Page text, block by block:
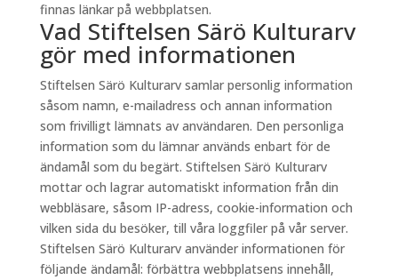
finnas länkar på webbplatsen.
Vad Stiftelsen Särö Kulturarv
gör med informationen
Stiftelsen Särö Kulturarv samlar personlig information
såsom namn, e-mailadress och annan information
som frivilligt lämnats av användaren. Den personliga
information som du lämnar används enbart för de
ändamål som du begärt. Stiftelsen Särö Kulturarv
mottar och lagrar automatiskt information från din
webbläsare, såsom IP-adress, cookie-information och
vilken sida du besöker, till våra loggfiler på vår server.
Stiftelsen Särö Kulturarv använder informationen för
följande ändamål: förbättra webbplatsens innehåll,